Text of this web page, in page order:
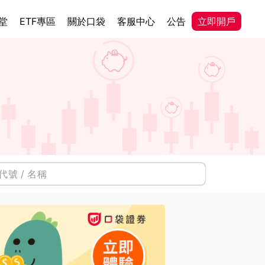
ETF專區 關於口袋 客服中心 公告 立即開戶